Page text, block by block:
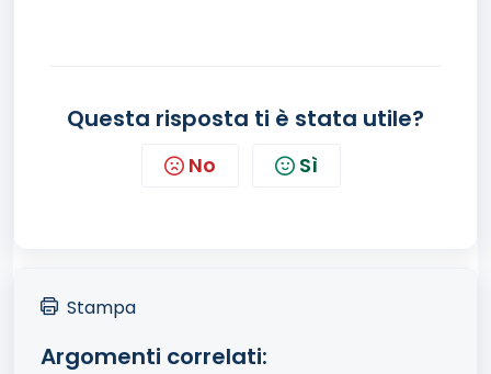
Questa risposta ti è stata utile?
No Sì
Stampa
Argomenti correlati: